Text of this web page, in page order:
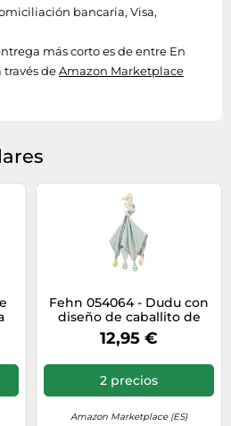
bancaria, Visa,
más corto es de entre En
través deAmazon Marketplace
Fehn 054064 - Dudu con
diseño de caballito de
mar, dudu con una
simpática figura para
para bebés a partir de 0
meses, tamaño: 42 cm
12,95 €
2 precios
Amazon Marketplace (ES)